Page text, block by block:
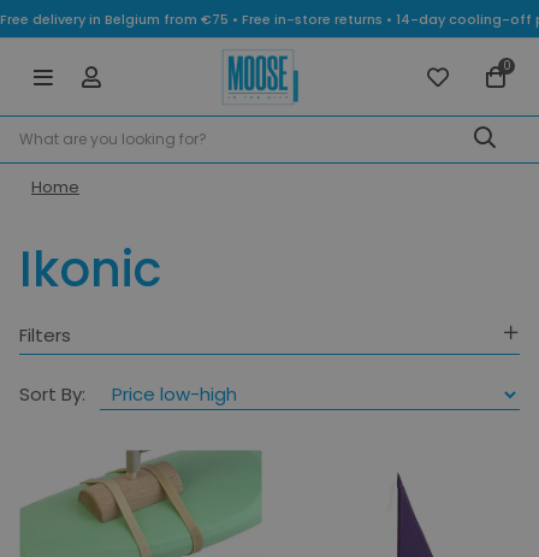
Free delivery in Belgium from €75 • Free in-store returns • 14-day cooling-
0
Home
Ikonic
Filters
Colours
Sort By: